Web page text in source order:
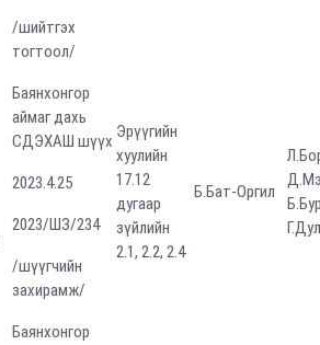
/шийтгэх
тогтоол/
Баянхонгор
аймаг дахь
СДЭХАШ шүүх
2023.4.25
2023/ШЗ/234
/шүүгчийн
захирамж/
Эрүүгийн
хуулийн
17.12
дугаар
зүйлийн
2.1, 2.2, 2.4
Б.Бат-Оргил
Баянхонгор